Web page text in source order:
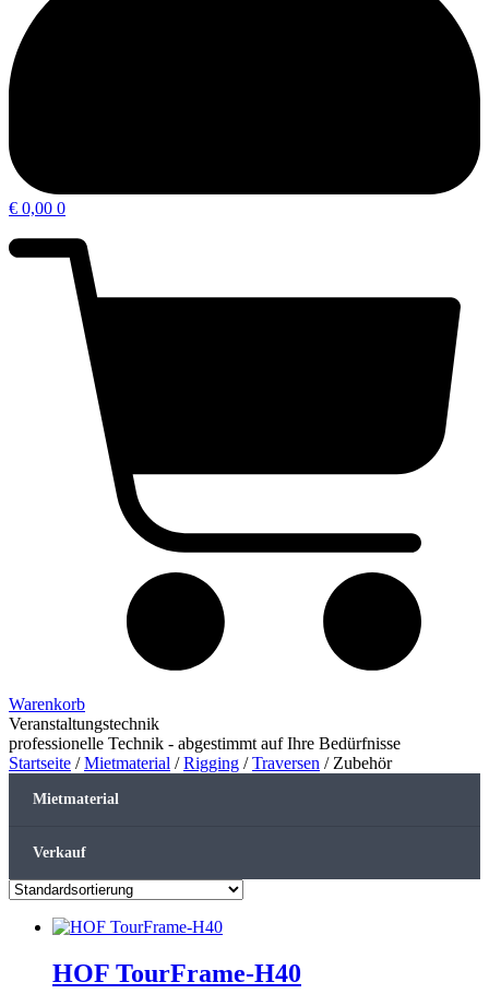
€ 0,00 0
Warenkorb
Veranstaltungstechnik
professionelle Technik - abgestimmt auf Ihre Bedürfnisse
Startseite /Mietmaterial /Rigging /Traversen / Zubehör
Mietmaterial
Verkauf
HOF TourFrame-H40